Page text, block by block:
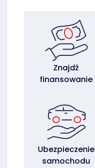
Znajdź
finansowanie
Ubezpieczenie
samochodu